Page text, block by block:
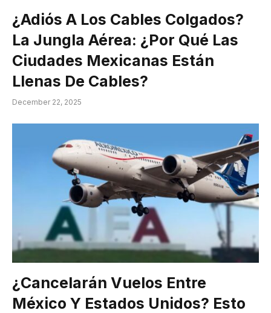
¿Adiós A Los Cables Colgados?
La Jungla Aérea: ¿Por Qué Las
Ciudades Mexicanas Están
Llenas De Cables?
December 22, 2025
¿Cancelarán Vuelos Entre
México Y Estados Unidos? Esto